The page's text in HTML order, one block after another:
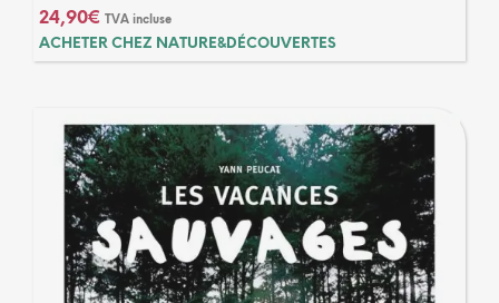
24,90€ TVA incluse
ACHETER CHEZ NATURE&DÉCOUVERTES